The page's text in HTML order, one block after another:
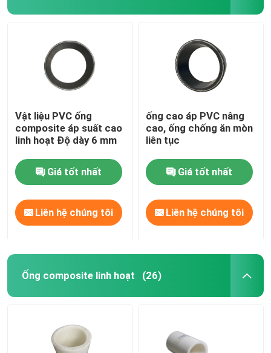
Vật liệu PVC ống
composite áp suất cao
linh hoạt Độ dày 6 mm
Giá tốt nhất
Liên hệ chúng tôi
ống cao áp PVC nâng
cao, ống chống ăn mòn
liên tục
Giá tốt nhất
Liên hệ chúng tôi
Ống composite linh hoạt (26)